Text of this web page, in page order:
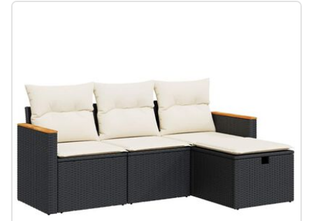
#sharemevidaxl